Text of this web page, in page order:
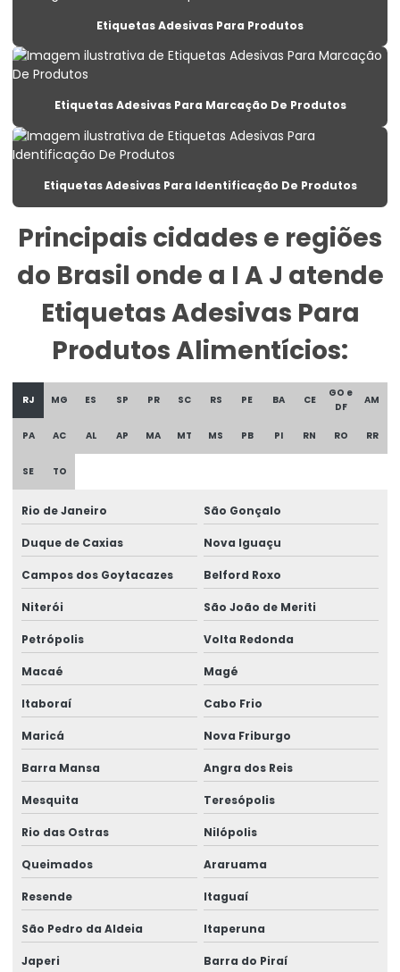
Etiqueta Lacre Personalizada Para Embalagem
Etiqueta Para Alimentos Congelados
Etiqueta Para Congelados Em Supermercados
Etiqueta Para Congelados No Varejo
Etiqueta Para Gondolas De Supermercado
Etiqueta Para Produtos Congelados
Etiqueta Para Roupas Personalizadas
Etiqueta Promocional Para Balcão De Vendas
Etiqueta Térmica Para Embalagens De Alimentos
Etiqueta Térmica Para Impressão
Etiqueta Termica Para Impressora
Etiqueta Térmica Para Impressora Térmica
Etiqueta Termo Transfer Para Impressoras
Etiquetas Adesivas
Etiquetas Adesivas Com Acabamento Especializado
Etiquetas Adesivas Couchê
Etiquetas Adesivas Couchê Fosco
Etiquetas Adesivas De Alta Resolução
Etiquetas Adesivas De Impressão Digital
Etiquetas Adesivas Em Bopp
Etiquetas Adesivas Em Diferentes Materiais
Etiquetas Adesivas Em Diferentes Medidas
Etiquetas Adesivas Metalizadas Para Produtos
Etiquetas Adesivas Metalizadas Personalizadas
Etiquetas Adesivas Para Produtos
Etiquetas Adesivas Para Marcação De Produtos
Etiquetas Adesivas Para Identificação De Produtos
Principais cidades e regiões
do Brasil onde a I A J atende
Etiquetas Adesivas Para
Produtos Alimentícios:
RJ MG ES SP PR SC RS PE BA CE
GO e
DF
AM
PA AC AL AP MA MT MS PB PI RN RO RR
SE TO
Rio de Janeiro São Gonçalo
Duque de Caxias Nova Iguaçu
Campos dos Goytacazes Belford Roxo
Niterói São João de Meriti
Petrópolis Volta Redonda
Macaé Magé
Itaboraí Cabo Frio
Maricá Nova Friburgo
Barra Mansa Angra dos Reis
Mesquita Teresópolis
Rio das Ostras Nilópolis
Queimados Araruama
Resende Itaguaí
São Pedro da Aldeia Itaperuna
Japeri Barra do Piraí